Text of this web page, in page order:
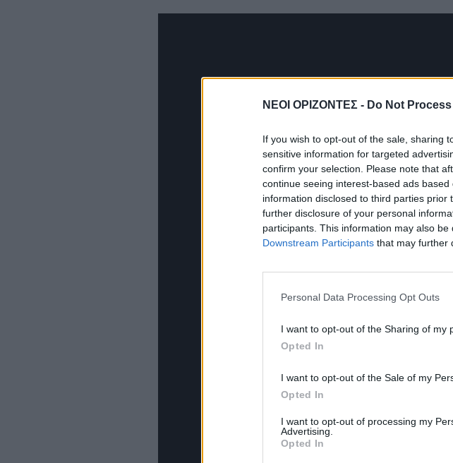
ΝΕΟΙ ΟΡΙΖΟΝΤΕΣ - Do Not
If you wish to opt-out of the sale, sharing
sensitive information for targeted
confirm your selection. Please note that
continue seeing interest-based ads
information disclosed to third parties
further disclosure of your personal
participants. This information may also
Downstream Participants that may further
Personal Data Processing Opt Outs
I want to opt-out of the Sharing of my
Opted In
I want to opt-out of the Sale of my
Opted In
I want to opt-out of processing my
Advertising.
Opted In